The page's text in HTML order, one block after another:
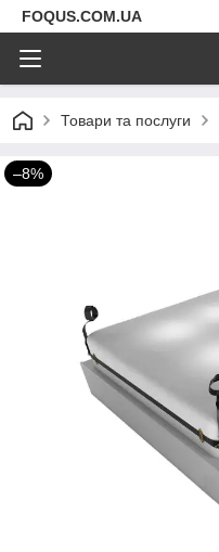
FOQUS.COM.UA
Товари та послуги
–8%